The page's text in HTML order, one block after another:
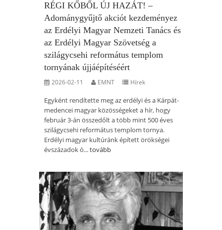
RÉGI KŐBŐL ÚJ HAZÁT! –
Adománygyűjtő akciót kezdeményez
az Erdélyi Magyar Nemzeti Tanács és
az Erdélyi Magyar Szövetség a
szilágycsehi református templom
tornyának újjáépítéséért
2026-02-11 EMNT Hírek
Egyként rendítette meg az erdélyi és a Kárpát-
medencei magyar közösségeket a hír, hogy
február 3-án összedőlt a több mint 500 éves
szilágycsehi református templom tornya.
Erdélyi magyar kultúránk épített örökségei
évszázadok ó...tovább